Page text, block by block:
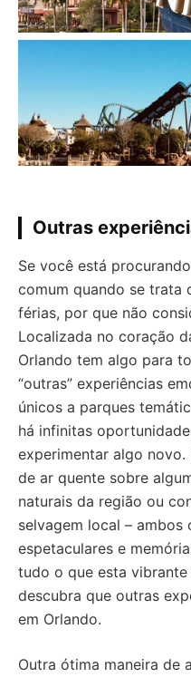
Outras
Se você está
comum quando se trata
férias, por que não
Localizada no coração
Orlando tem algo para
“outras” experiências
únicos a parques
há infinitas
experimentar algo novo.
de ar quente sobre
naturais da região ou
selvagem local – ambos
espetaculares e
tudo o que esta
descubra que outras
em Orlando.
Outra ótima maneira de